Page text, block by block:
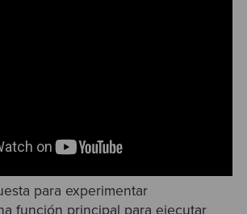
para experimentar
función principal para ejecutar